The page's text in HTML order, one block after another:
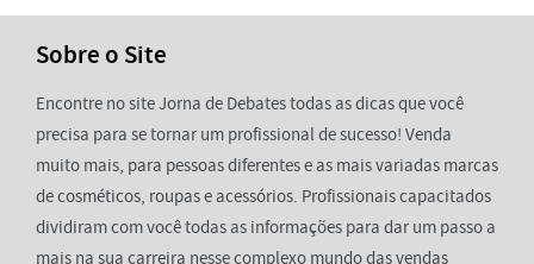
Sobre o Site
Encontre no site Jorna de Debates todas as dicas que você
precisa para se tornar um profissional de sucesso! Venda
muito mais, para pessoas diferentes e as mais variadas marcas
de cosméticos, roupas e acessórios. Profissionais capacitados
dividiram com você todas as informações para dar um passo a
mais na sua carreira nesse complexo mundo das vendas